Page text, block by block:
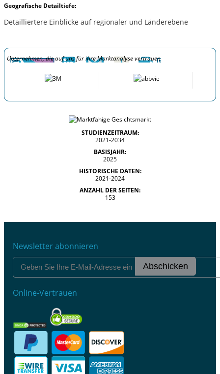
Geografische Detailtiefe:
Detailliertere Einblicke auf regionaler und Länderebene
Unternehmen, die auf uns für ihre Marktanalyse vertrauen
STUDIENZEITRAUM:
2021-2034
BASISJAHR:
2025
HISTORISCHE DATEN:
2021-2024
ANZAHL DER SEITEN:
153
Newsletter abonnieren
Abschicken
Online-Vertrauen